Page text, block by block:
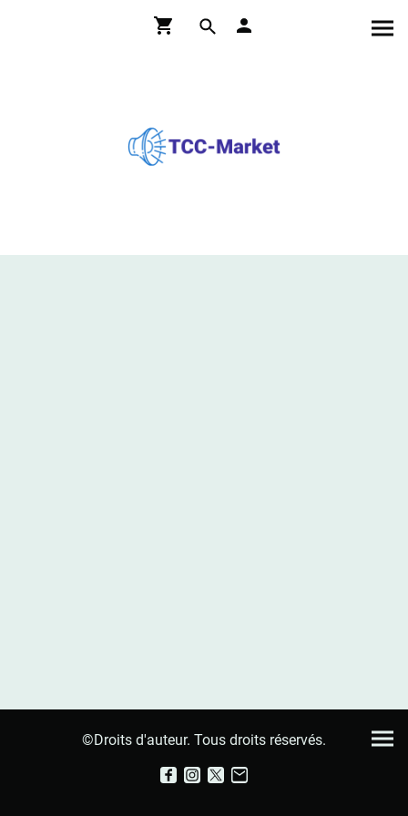
©Droits d'auteur. Tous droits réservés.